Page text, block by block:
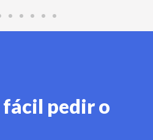
fácil pedir o